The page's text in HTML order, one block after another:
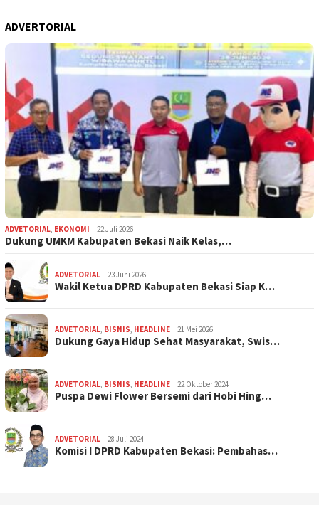
ADVERTORIAL
ADVETORIAL, EKONOMI 22 Juli 2026
Dukung UMKM Kabupaten Bekasi Naik Kelas,…
ADVETORIAL 23 Juni 2026
Wakil Ketua DPRD Kabupaten Bekasi Siap K…
ADVETORIAL, BISNIS, HEADLINE 21 Mei 2026
Dukung Gaya Hidup Sehat Masyarakat, Swis…
ADVETORIAL, BISNIS, HEADLINE 22 Oktober 2024
Puspa Dewi Flower Bersemi dari Hobi Hing…
ADVETORIAL 28 Juli 2024
Komisi I DPRD Kabupaten Bekasi: Pembahas…